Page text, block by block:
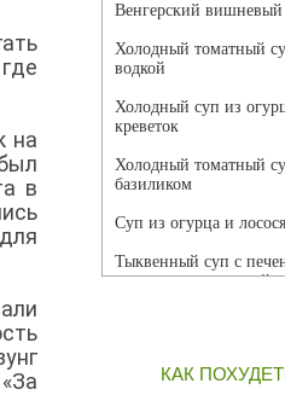
на
в
Венгерский вишневый
Холодный томатный
водкой
Холодный суп из
креветок
Холодный томатный
базиликом
Суп из огурца и
Тыквенный суп с
чесноком и томатной
красного перца
КАК